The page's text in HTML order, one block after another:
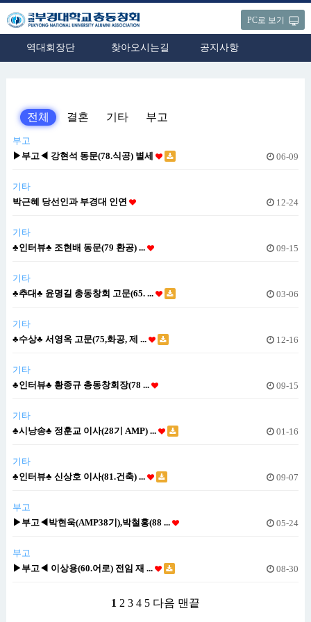
PC로 보기
역대회장단 찾아오시는길 공지사항
전체 결혼 기타 부고
부고
▶부고◀ 강현석 동문(78.식공) 별세
06-09
기타
박근혜 당선인과 부경대 인연
12-24
기타
♣인터뷰♣ 조현배 동문(79 환공) ...
09-15
기타
♣추대♣ 윤명길 총동창회 고문(65. ...
03-06
기타
♣수상♣ 서영옥 고문(75,화공, 제 ...
12-16
기타
♣인터뷰♣ 황종규 총동창회장(78 ...
09-15
기타
♣시낭송♣ 정훈교 이사(28기 AMP) ...
01-16
기타
♣인터뷰♣ 신상호 이사(81.건축) ...
09-07
부고
▶부고◀박현욱(AMP38기),박철홍(88 ...
05-24
부고
▶부고◀ 이상용(60.어로) 전임 재 ...
08-30
1 2 3 4 5 다음 맨끝